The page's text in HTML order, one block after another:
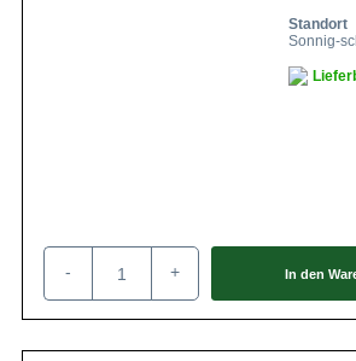
Standort
Sonnig-
- + In den